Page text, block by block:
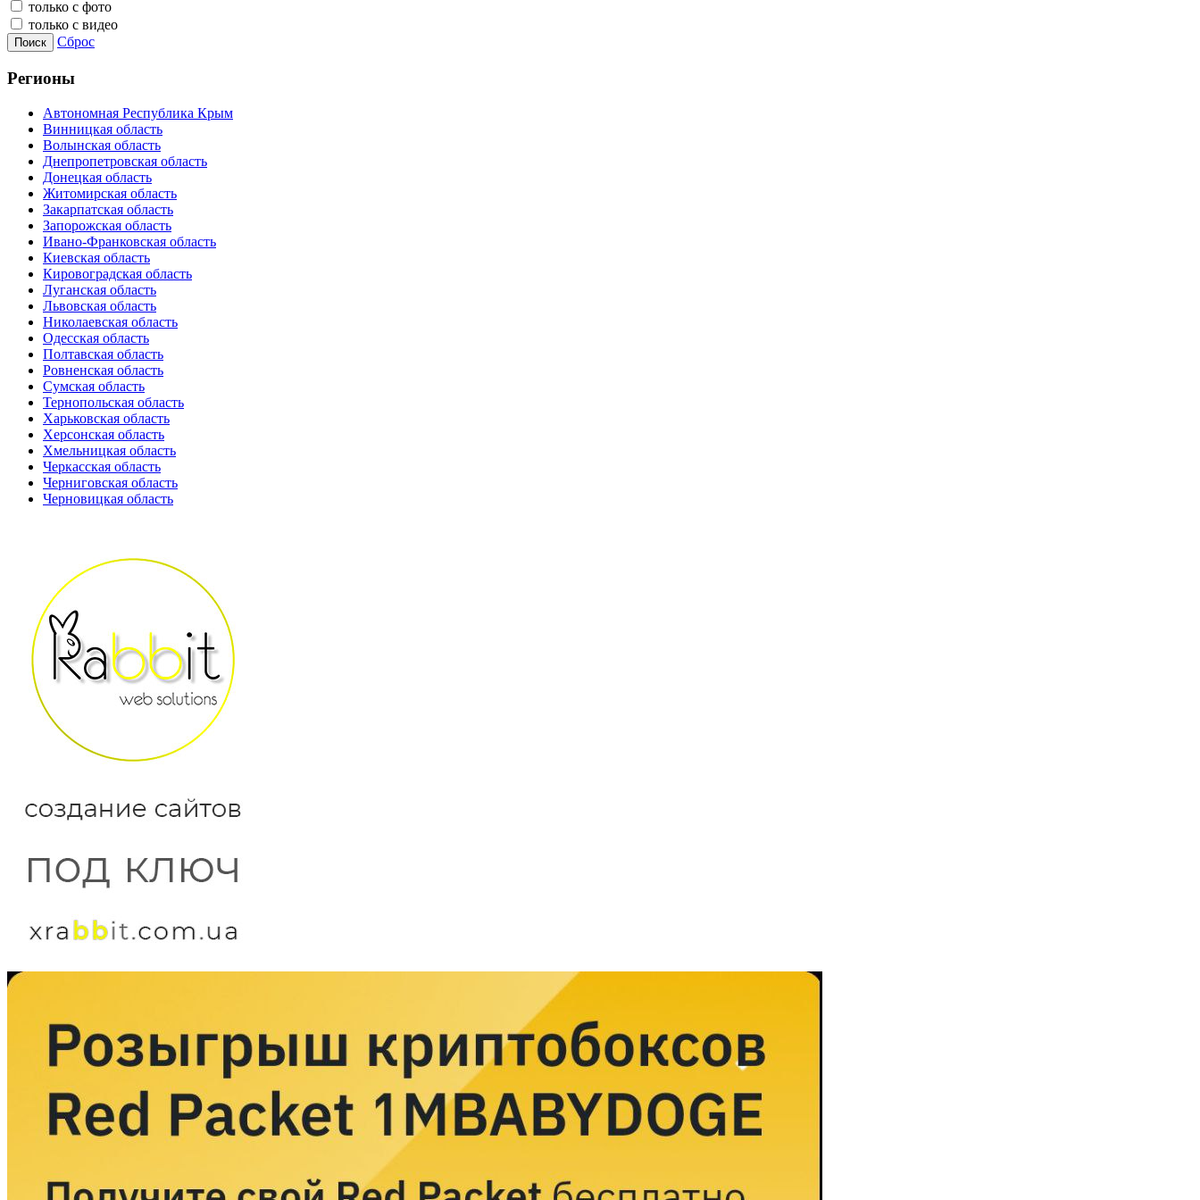
только с фото
только с видео
Поиск Сброс
Регионы
Автономная Республика Крым
Винницкая область
Волынская область
Днепропетровская область
Донецкая область
Житомирская область
Закарпатская область
Запорожская область
Ивано-Франковская область
Киевская область
Кировоградская область
Луганская область
Львовская область
Николаевская область
Одесская область
Полтавская область
Ровненская область
Сумская область
Тернопольская область
Харьковская область
Херсонская область
Хмельницкая область
Черкасская область
Черниговская область
Черновицкая область